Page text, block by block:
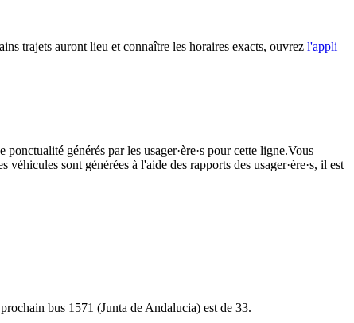
trajets auront lieu et connaître les horaires exacts, ouvrez l'appli
ponctualité générés par les usager·ère·s pour cette ligne.Vous
sont générées à l'aide des rapports des usager·ère·s, il est
bus 1571 (Junta de Andalucia) est de 33.